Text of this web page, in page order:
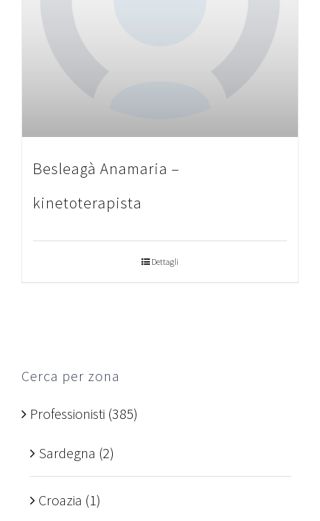
Besleagà Anamaria –
kinetoterapista
Dettagli
Cerca per zona
Professionisti (385)
Sardegna (2)
Croazia (1)